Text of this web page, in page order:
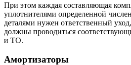
При этом каждая составляющая
уплотнителями определенной
деталями нужен ответственный
должны проводиться
и ТО.
Амортизаторы